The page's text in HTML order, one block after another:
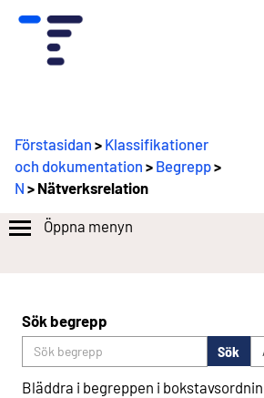
Förstasidan > Klassifikationer
och dokumentation > Begrepp>
N > Nätverksrelation
Öppna menyn
Sök begrepp
Sök
Bläddra i begreppen i